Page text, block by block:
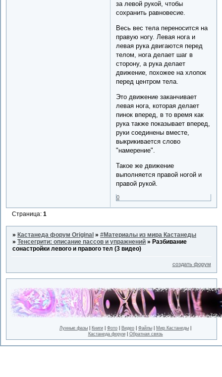
за левой рукой, чтобы
сохранить равновесие.
Весь вес тела переносится на
правую ногу. Левая нога и
левая рука двигаются перед
телом, нога делает шаг в
сторону, а рука делает
движение, похожее на хлопок
перед центром тела.
Это движение заканчивает
левая нога, которая делает
пинок вперед, в то время как
рука также показывает вперед,
руки соединены вместе,
выкрикивается слово
"намерение".
Такое же движение
выполняется правой ногой и
правой рукой.
0
Страница:1
»Кастанеда форум Original »#Материалы из мира Кастанеды
»Тенсегрити: описание пассов и упражнений »Разбивание
сонастройки левого и правого тел (3 видео)
создать форум
Лунные фазы Книги Фото Видео Файлы Мир Кастанеды
Кастанеда форум| Обратная связь